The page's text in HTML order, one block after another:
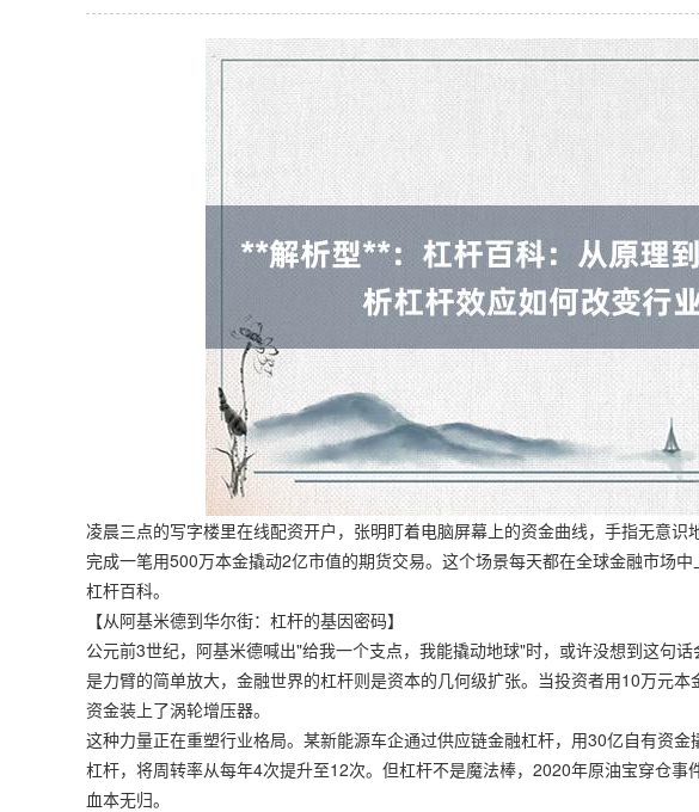
凌晨三点的写字楼里在线配资开户，张明盯着电脑屏幕上的资金曲线，手指无意
完成一笔用500万本金撬动2亿市值的期货交易。这个场景每天都在全球金融市场
杠杆百科。
【从阿基米德到华尔街：杠杆的基因密码】
公元前3世纪，阿基米德喊出"给我一个支点，我能撬动地球"时，或许没想到这句
是力臂的简单放大，金融世界的杠杆则是资本的几何级扩张。当投资者用10万元
资金装上了涡轮增压器。
这种力量正在重塑行业格局。某新能源车企通过供应链金融杠杆，用30亿自有资
杠杆，将周转率从每年4次提升至12次。但杠杆不是魔法棒，2020年原油宝穿仓
血本无归。